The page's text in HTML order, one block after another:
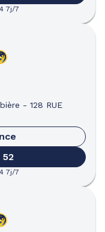
7j/7
- 128 RUE
7j/7